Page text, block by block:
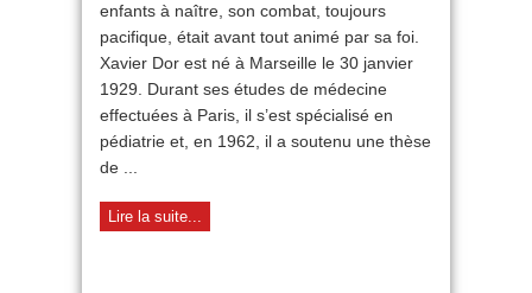
postes
de
la
enfants à naître, son combat, toujours
pacifique, était avant tout animé par sa foi.
Xavier Dor est né à Marseille le 30 janvier
1929. Durant ses études de médecine
effectuées à Paris, il s’est spécialisé en
pédiatrie et, en 1962, il a soutenu une thèse
de ...
Lire la suite...